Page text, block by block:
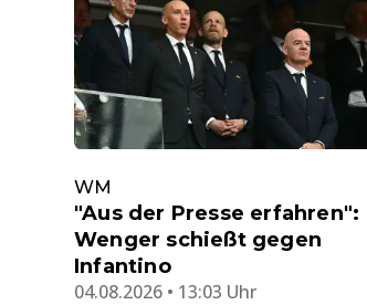
WM
"Aus der Presse erfahren":
Wenger schießt gegen
Infantino
04.08.2026 • 13:03 Uhr